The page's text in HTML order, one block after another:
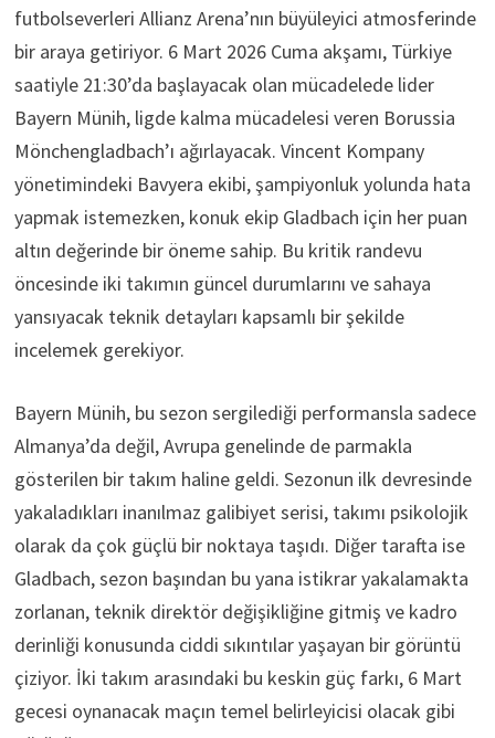
futbolseverleri Allianz Arena’nın büyüleyici atmosferinde
bir araya getiriyor. 6 Mart 2026 Cuma akşamı, Türkiye
saatiyle 21:30’da başlayacak olan mücadelede lider
Bayern Münih, ligde kalma mücadelesi veren Borussia
Mönchengladbach’ı ağırlayacak. Vincent Kompany
yönetimindeki Bavyera ekibi, şampiyonluk yolunda hata
yapmak istemezken, konuk ekip Gladbach için her puan
altın değerinde bir öneme sahip. Bu kritik randevu
öncesinde iki takımın güncel durumlarını ve sahaya
yansıyacak teknik detayları kapsamlı bir şekilde
incelemek gerekiyor.
Bayern Münih, bu sezon sergilediği performansla sadece
Almanya’da değil, Avrupa genelinde de parmakla
gösterilen bir takım haline geldi. Sezonun ilk devresinde
yakaladıkları inanılmaz galibiyet serisi, takımı psikolojik
olarak da çok güçlü bir noktaya taşıdı. Diğer tarafta ise
Gladbach, sezon başından bu yana istikrar yakalamakta
zorlanan, teknik direktör değişikliğine gitmiş ve kadro
derinliği konusunda ciddi sıkıntılar yaşayan bir görüntü
çiziyor. İki takım arasındaki bu keskin güç farkı, 6 Mart
gecesi oynanacak maçın temel belirleyicisi olacak gibi